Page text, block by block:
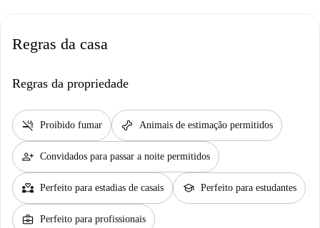
Regras da casa
Regras da propriedade
smoke_free Proibido fumar pet_supplies Animais de estimação permitidos
person_add Convidados para passar a noite permitidos
partner_heart Perfeito para estadias de casais school Perfeito para estudantes
business_center Perfeito para profissionais